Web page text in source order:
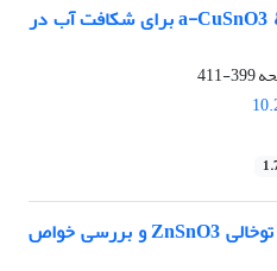
ساخت و بررسی فوتوآند بر پایۀ a-CuSnO3 برای شکافت آب در
399-411
ساخت میکرومکعب های توپر و توخالی ZnSnO3 و بررسی خواص